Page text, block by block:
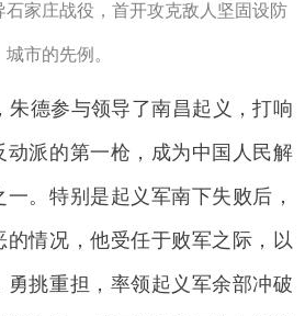
家庄战役，首开攻克敌人坚固设防
城市的先例。
朱德参与领导了南昌起义，打响
动派的第一枪，成为中国人民解
。特别是起义军南下失败后，
的情况，他受任于败军之际，以
勇挑重担，率领起义军余部冲破